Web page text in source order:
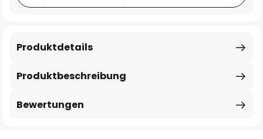
Produktbeschreibung
Produktdetails
Bewertungen